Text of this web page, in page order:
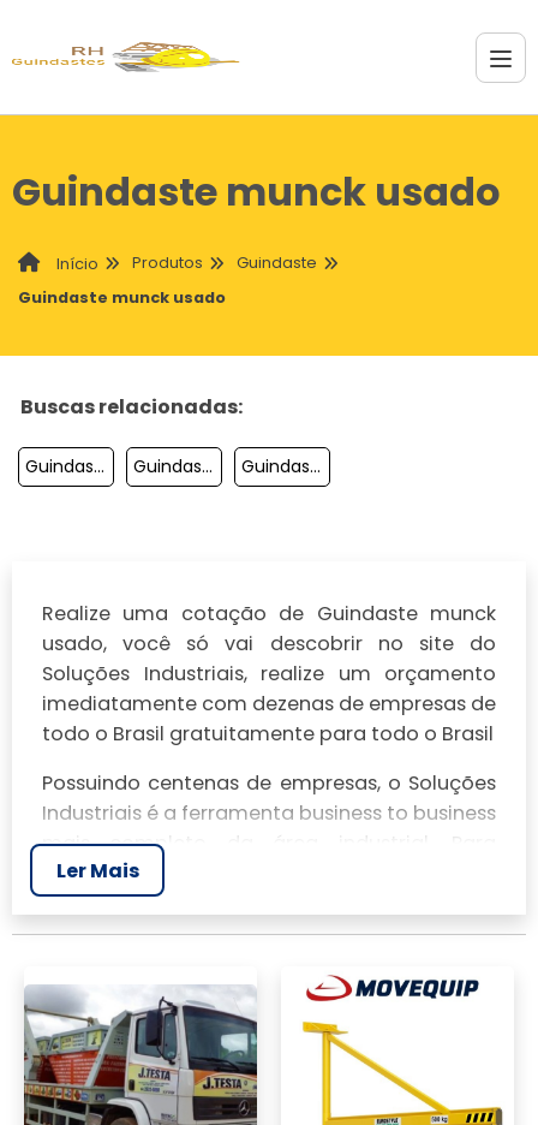
Guindaste munck usado
Início Produtos
Guindaste
Guindaste munck usado
Buscas relacionadas:
Guindaste Treliçado Guindaste De 30 Toneladas Guindaste De Lego
Realize uma cotação de Guindaste munck
usado, você só vai descobrir no site do
Soluções Industriais, realize um orçamento
imediatamente com dezenas de empresas de
todo o Brasil gratuitamente para todo o Brasil
Possuindo centenas de empresas, o Soluções
Industriais é a ferramenta business to business
mais completo da área industrial. Para
realizar um orçamento de Guindaste munck
usado, clique em um ou mais dos anuciantes
a seguir:
Ler Mais